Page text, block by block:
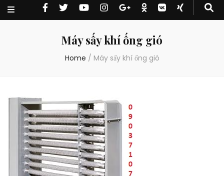
Máy sấy khí ống gió
Home / Máy sấy khí ống gió